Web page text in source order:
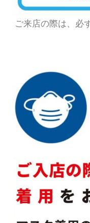
ご来店の際は、必